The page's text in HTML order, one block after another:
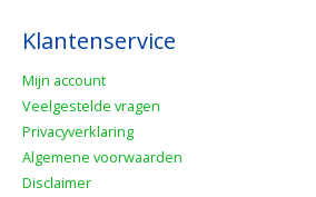
Klantenservice
Mijn account
Veelgestelde vragen
Privacyverklaring
Algemene voorwaarden
Disclaimer